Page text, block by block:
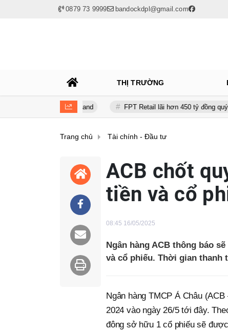
0879 73 9999 bandockdpl@gmail.com
THỊ TRƯỜNG
FPT Retail lãi hơn 450 tỷ đồng quý II, Long
Trang chủ Tài chính - Đầu tư
ACB chốt
tiền và cổ
08:45 16/05/2025
Ngân hàng ACB thông báo
và cổ phiếu. Thời gian thanh
Ngân hàng TMCP Á Châu
2024 vào ngày 26/5 tới đây.
đông sở hữu 1 cổ phiếu sẽ